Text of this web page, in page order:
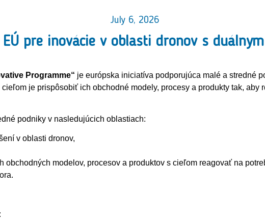
July 6, 2026
EÚ pre inovácie v oblasti dronov s
Programme“ je európska iniciatíva podporujúca malé a stredné
je prispôsobiť ich obchodné modely, procesy a produkty tak, aby
podniky v nasledujúcich oblastiach:
v oblasti dronov,
obchodných modelov, procesov a produktov s cieľom reagovať na